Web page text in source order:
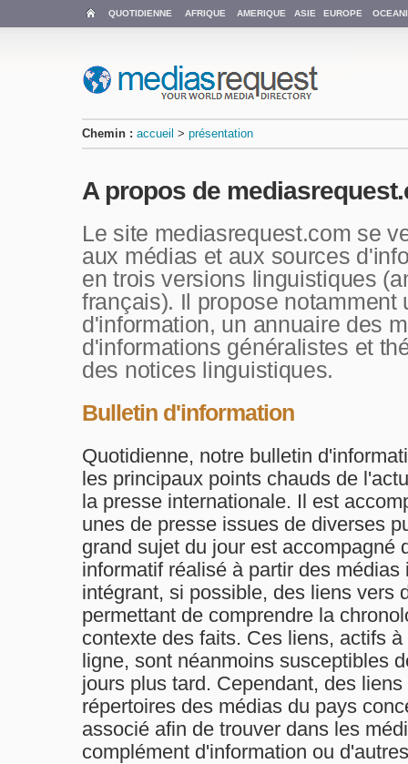
QUOTIDIENNE AFRIQUE AMERIQUE ASIE EUROPE
Chemin : accueil > présentation
A propos de
Le site mediasrequest.com se
aux médias et aux sources
en trois versions linguistiques
français). Il propose notamment
d'information, un annuaire des
d'informations généralistes et
des notices linguistiques.
Bulletin d'information
Quotidienne, notre bulletin
les principaux points chauds de
la presse internationale. Il est
unes de presse issues de diverses
grand sujet du jour est accompagné
informatif réalisé à partir des médias
intégrant, si possible, des liens vers
permettant de comprendre la
contexte des faits. Ces liens, actifs
ligne, sont néanmoins susceptibles
jours plus tard. Cependant, des
répertoires des médias du pays
associé afin de trouver dans les
complément d'information ou